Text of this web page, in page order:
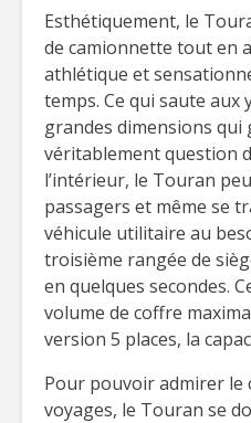
Esthétiquement, le
de camionnette tout en
athlétique et
temps. Ce qui saute aux
grandes dimensions qui
véritablement question
l’intérieur, le Touran
passagers et même se
véhicule utilitaire au
troisième rangée de
en quelques secondes.
volume de coffre
version 5 places, la
Pour pouvoir admirer le
voyages, le Touran se